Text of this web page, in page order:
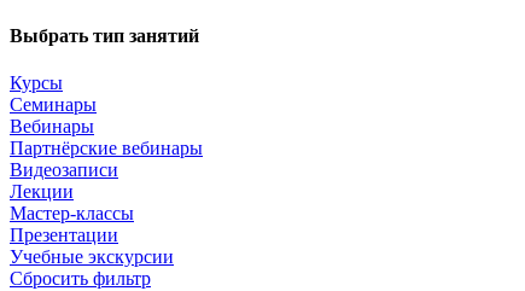
Выбрать тип занятий
Курсы
Семинары
Вебинары
Партнёрские вебинары
Видеозаписи
Лекции
Мастер-классы
Презентации
Учебные экскурсии
Сбросить фильтр